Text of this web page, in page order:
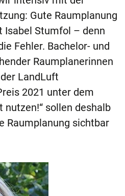
Gute Raumplanung
Isabel Stumfol – denn
Fehler. Bachelor- und
Raumplanerinnen
LandLuft
2021 unter dem
nutzen!“ sollen deshalb
Raumplanung sichtbar